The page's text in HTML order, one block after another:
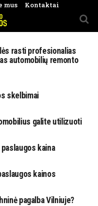
mus Kontaktai
rasti profesionalias
automobilių remonto
skelbimai
galite utilizuoti
kaina
kainos
pagalba Vilniuje?